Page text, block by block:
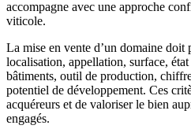
accompagne avec une approche
viticole.
La mise en vente d’un domaine doit
localisation, appellation, surface,
bâtiments, outil de production,
potentiel de développement. Ces
acquéreurs et de valoriser le bien
engagés.